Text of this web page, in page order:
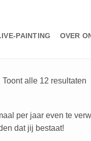
PAINTING OVER
Toont alle 12 resultaten
per jaar even te
dat jij bestaat!